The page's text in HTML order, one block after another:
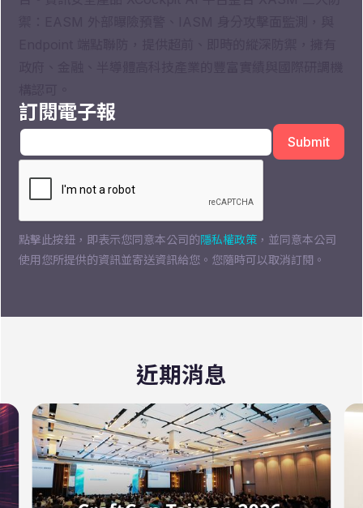
訂閱電子報
點擊此按鈕，即表示您同意本公司的隱私權政策 ，並同意本公司
使用您所提供的資訊並寄送資訊給您。您隨時可以取消訂閱。
近期消息